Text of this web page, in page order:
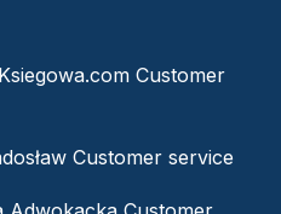
Customer
Customer service